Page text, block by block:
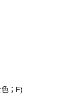
銀行
灣）商業銀行
色；F)